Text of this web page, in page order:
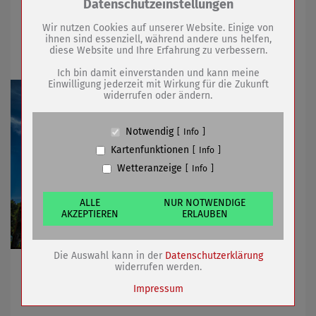
PC 1715 wird demnächst in Peking
gezeigt
Im Büromaschinenwerk produzierter Computer seit
Zum Betrieb der Seite notwendige Cookies /
Name
PHP Session Cookie
Anbieter
Eigentümer dieser Website (Wenko-
Wenselaar GmbH & Co. KG)
Absicherung Kontaktformular / SPAM
Cookiespeicherung Entscheidungscookie
Anbieter
Eigentümer dieser Website (Wenko-
Wenselaar GmbH & Co. KG)
Zweck
Speichert die Einstellungen der Besucher
bezüglich der Speicherung von Cookies.
Cookie Name
dywc
Cookie Laufzeit
1 Jahr
Datenschutzeinstellungen
Wir nutzen Cookies auf unserer Website. Einige von
ihnen sind essenziell, während andere uns helfen,
diese Website und Ihre Erfahrung zu verbessern.
Ich bin damit einverstanden und kann meine
Einwilligung jederzeit mit Wirkung für die Zukunft
widerrufen oder ändern.
Notwendig Info
Kartenfunktionen Info
Wetteranzeige Info
ALLE
AKZEPTIEREN
NUR NOTWENDIGE
ERLAUBEN
Die Auswahl kann in der Datenschutzerklärung
widerrufen werden.
Impressum